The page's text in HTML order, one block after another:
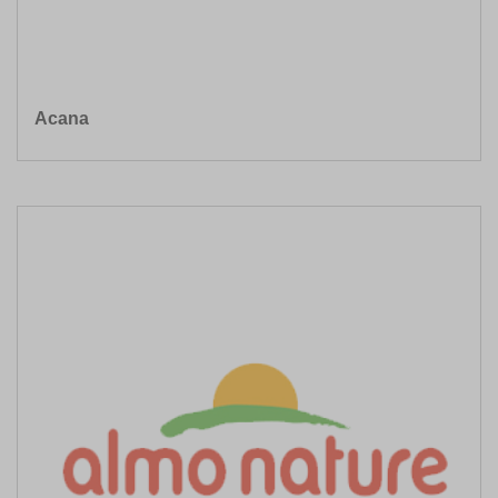
Acana